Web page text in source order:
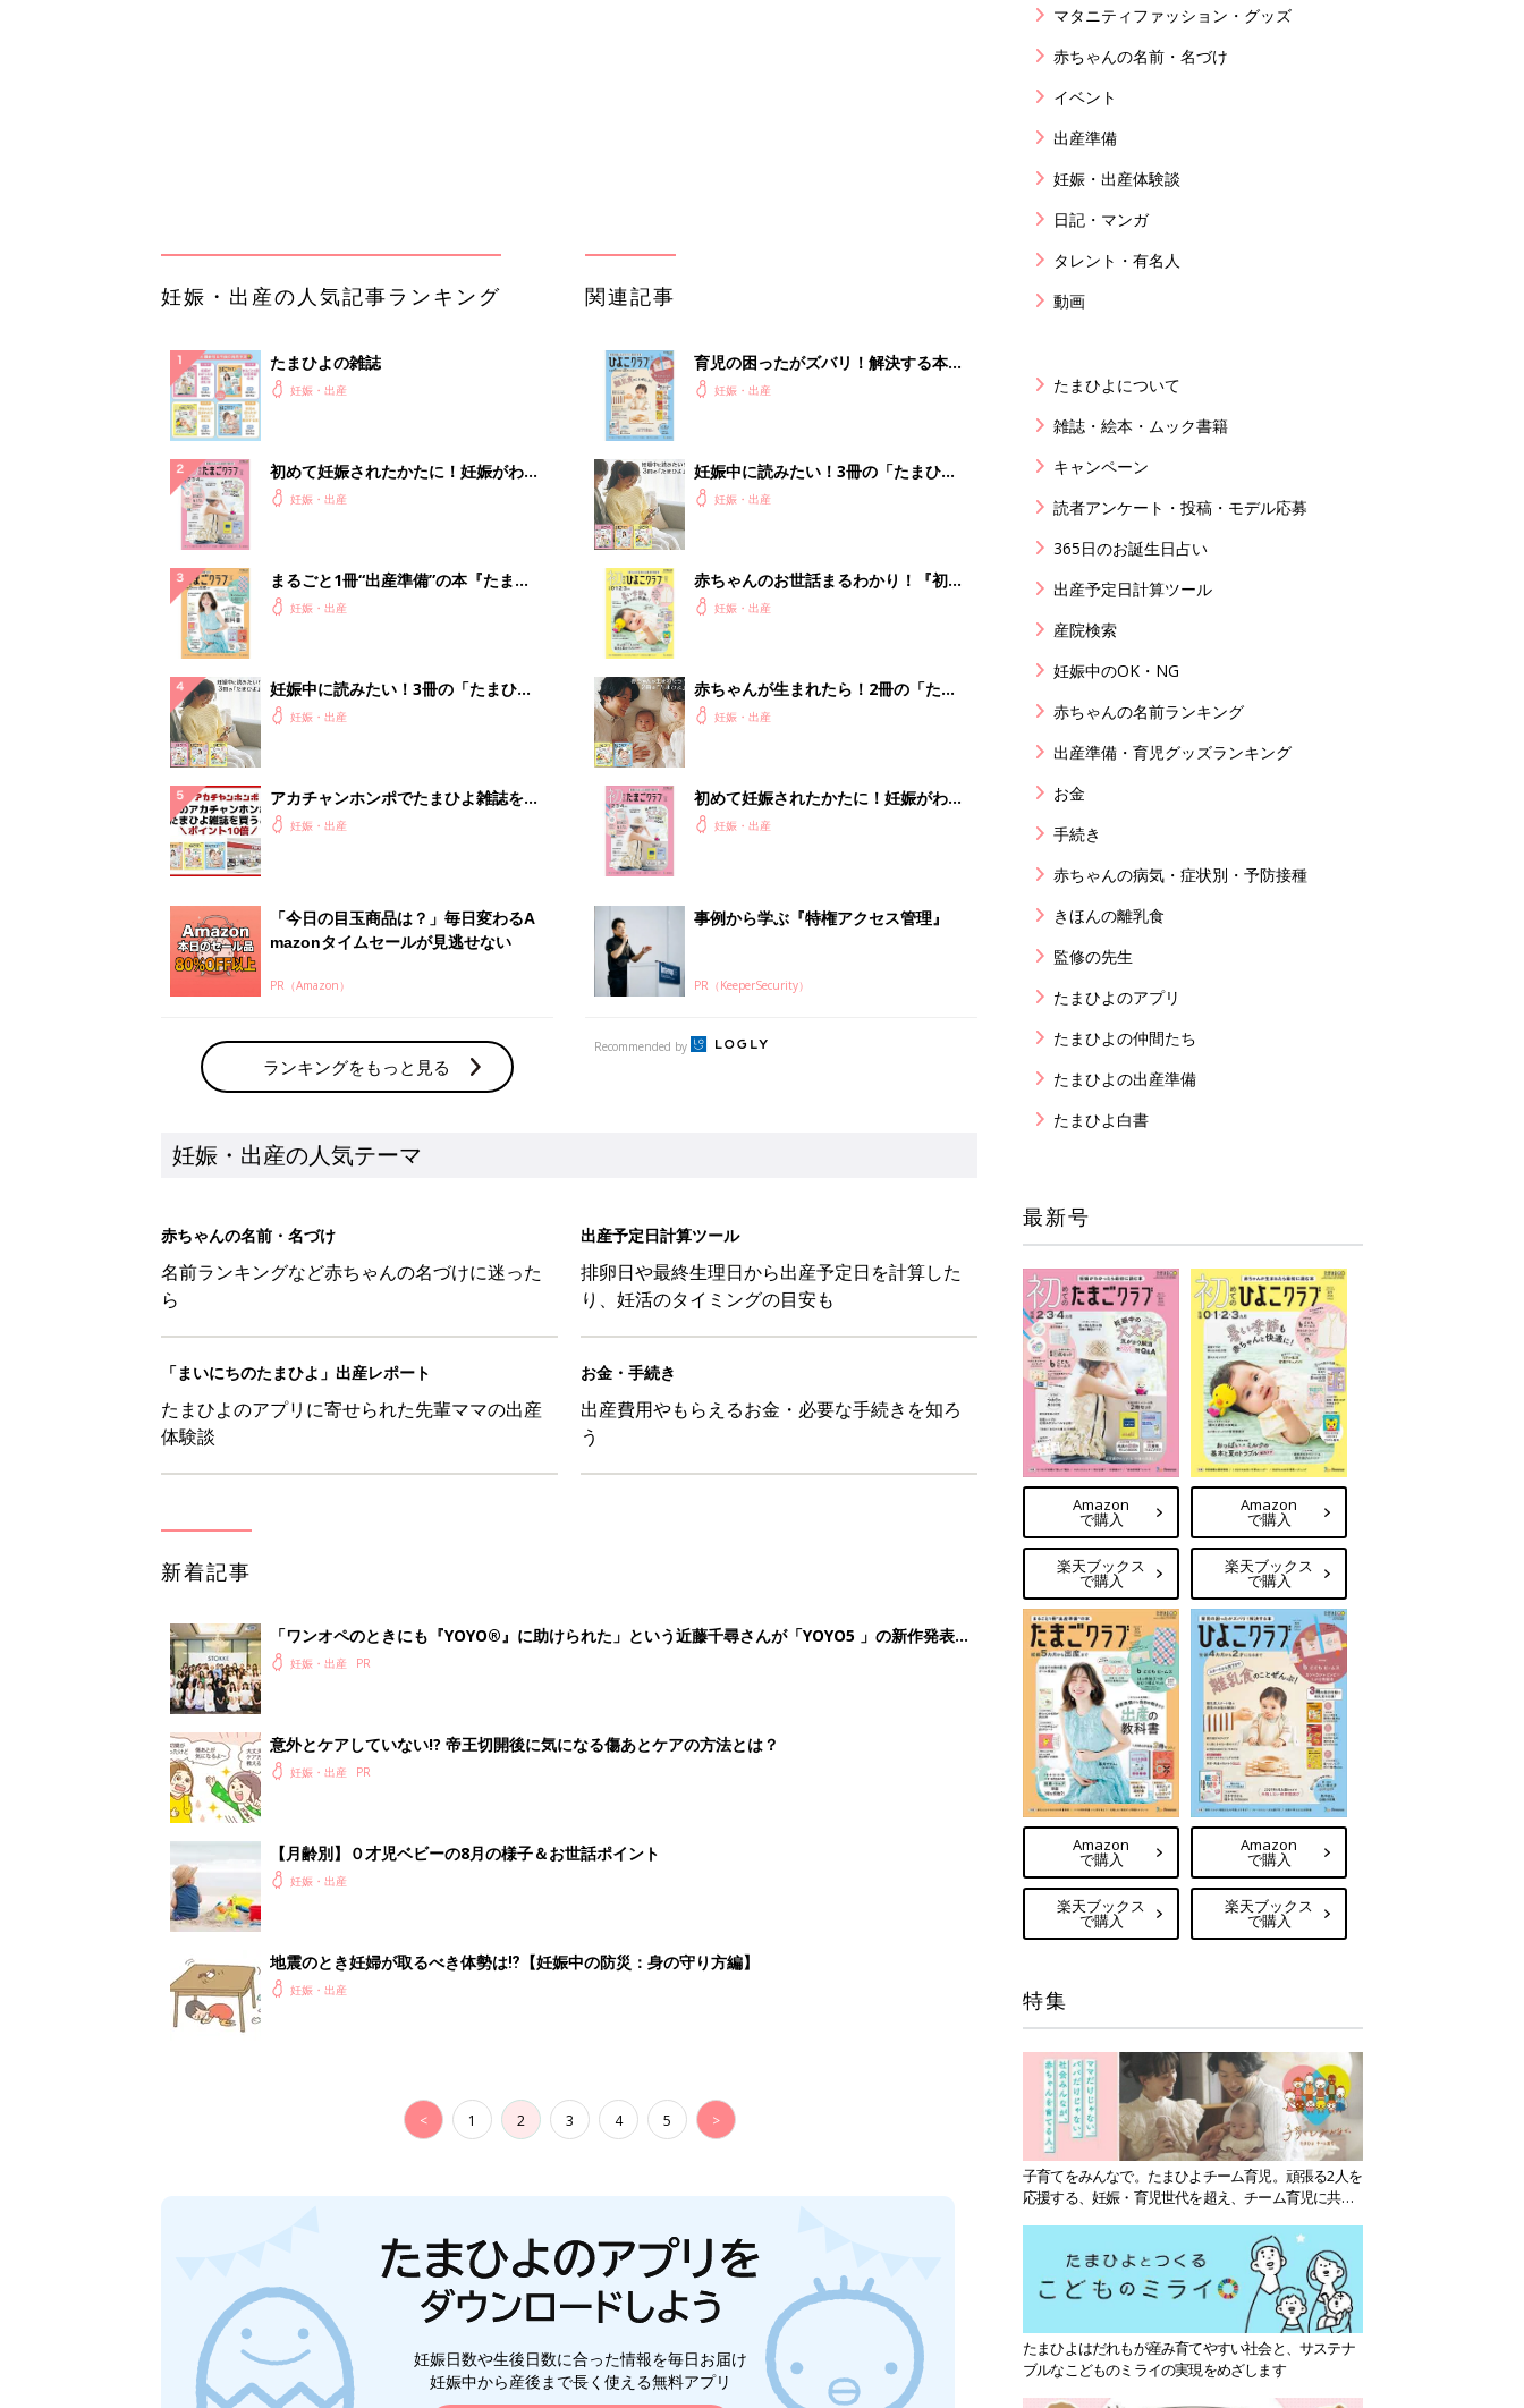
夫婦で予習する 出産の教科書
妊娠中に読みたい！3冊の「たまひ
mazonタイムセールが見逃せない
PR（Amazon）
ランキングをもっと見る
クラブ 夏号』
PR（KeeperSecurity）
妊娠・出産の人気テーマ
赤ちゃんの名前・名づけ 出産予定日計算ツール
り、妊活のタイミングの目安も
「まいにちのたまひよ」出産レポート
たまひよのアプリに寄せられた先輩ママの出産
体験談
お金・手続き
出産費用やもらえるお金・必要な手続きを知ろ
「ワンオペのときにも『YOYO®』に助けられた」という近藤千尋さんが「YOYO5 」の新作発表
会に登場。「YOYO®」を愛用し続けている魅力とは!?
意外とケアしていない!? 帝王切開後に気になる傷あとケアの方法とは？
妊娠・出産
【月齢別】０才児ベビーの8月の様子＆お世話ポイント
< 1 2 3 4 5 >
マタニティファッション・グッズ
赤ちゃんの名前・名づけ
イベント
出産準備
妊娠・出産体験談
日記・マンガ
タレント・有名人
動画
たまひよについて
雑誌・絵本・ムック書籍
キャンペーン
読者アンケート・投稿・モデル応募
365日のお誕生日占い
出産予定日計算ツール
産院検索
妊娠中のOK・NG
赤ちゃんの名前ランキング
出産準備・育児グッズランキング
お金
手続き
赤ちゃんの病気・症状別・予防接種
きほんの離乳食
監修の先生
たまひよのアプリ
たまひよの仲間たち
たまひよの出産準備
たまひよ白書
最新号
Amazon
で購入
楽天ブックス
で購入
Amazon
で購入
楽天ブックス
で購入
Amazon
で購入
楽天ブックス
で購入
Amazon
で購入
楽天ブックス
で購入
特集
子育てをみんなで。たまひよチーム育児。頑張る2人を
応援する、妊娠・育児世代を超え、チーム育児に共感
たまひよはだれもが産み育てやすい社会と、サステナ
ブルなこどものミライの実現をめざします